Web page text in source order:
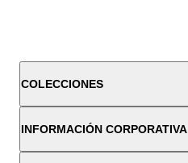
COLECCIONES
INFORMACIÓN CORPORATIVA